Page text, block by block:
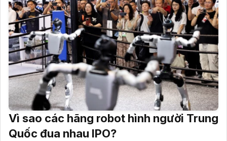
Vì sao các hãng robot hình người Trung
Quốc đua nhau IPO?